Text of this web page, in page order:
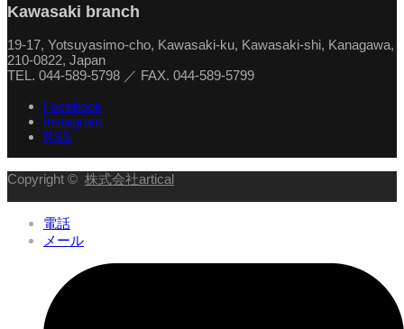
Kawasaki branch
19-17, Yotsuyasimo-cho, Kawasaki-ku, Kawasaki-shi, Kanagawa,
210-0822, Japan
TEL. 044-589-5798 ／ FAX. 044-589-5799
Facebook
Instagram
RSS
Copyright © 株式会社artical
電話
メール